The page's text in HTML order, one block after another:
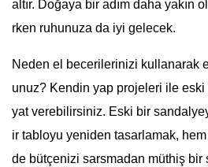
altır. Doğaya bir adım daha yakın
rken ruhunuza da iyi gelecek.
Neden el becerilerinizi kullanarak
unuz? Kendin yap projeleri ile eski
yat verebilirsiniz. Eski bir
ir tabloyu yeniden tasarlamak,
de bütçenizi sarsmadan müthiş bir